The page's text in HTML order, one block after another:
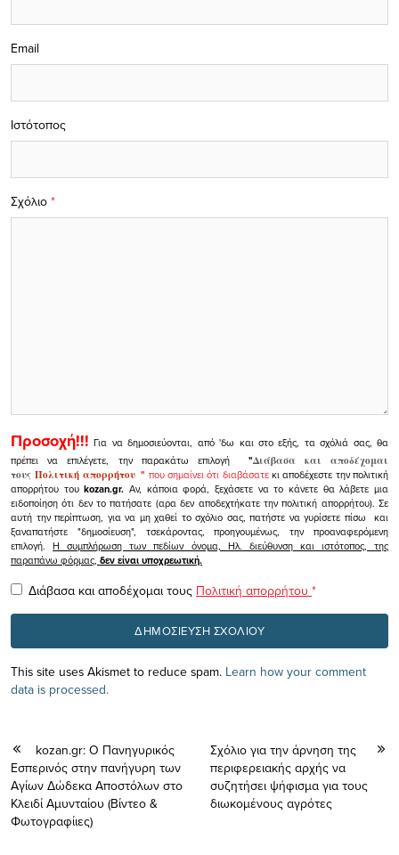
Σχόλιο *
Email
Ιστότοπος
Προσοχή!!! Για να δημοσιεύονται, από 'δω και στο εξής, τα σχόλιά σας, θα
πρέπει να επιλέγετε, την παρακάτω επιλογή
"Διάβασα και αποδέχομαι
τουςΠολιτική απορρήτου" που σημαίνει ότι διαβάσατεκι αποδέχεστε την πολιτική
απορρήτου τουkozan.gr. Αν, κάποια φορά, ξεχάσετε να το κάνετε θα λάβετε μια
ειδοποίηση ότι δεν το πατήσατε (αρα δεν αποδεχτήκατε την πολιτική απορρήτου). Σε
αυτή την περίπτωση, για να μη χαθεί το σχόλιο σας, πατήστε να γυρίσετε πίσω και
ξαναπατήστε "δημοσίευση", τσεκάροντας, προηγουμένως, την προαναφερόμενη
επιλογή.Η συμπλήρωση των πεδίων όνομα, Ηλ. διεύθυνση και ιστότοπος, της
παραπάνω φόρμας, δεν είναι υποχρεωτική.
Διάβασα και αποδέχομαι τους Πολιτική απορρήτου *
This site uses Akismet to reduce spam. Learn how your comment
data is processed.
kozan.gr: O Πανηγυρικός
Εσπερινός στην πανήγυρη των
Αγίων Δώδεκα Αποστόλων στο
Κλειδί Αμυνταίου (Βίντεο &
Φωτογραφίιες)
Σχόλιο για την άρνηση της
περιφερειακής αρχής να
συζητήσει ψήφισμα για τους
διωκομένους αγρότες